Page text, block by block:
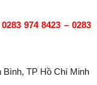
974 8423 – 0283
Bình, TP Hồ Chí Minh